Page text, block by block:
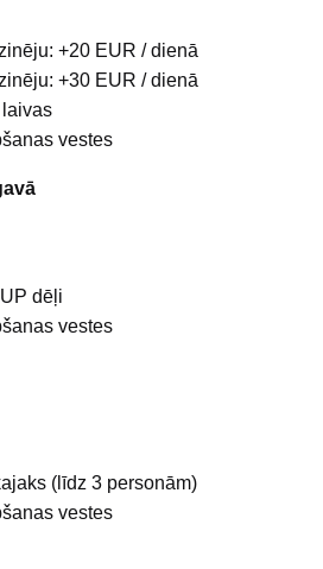
+20 EUR / dienā
+30 EUR / dienā
vestes
dēļi
vestes
(līdz 3 personām)
vestes